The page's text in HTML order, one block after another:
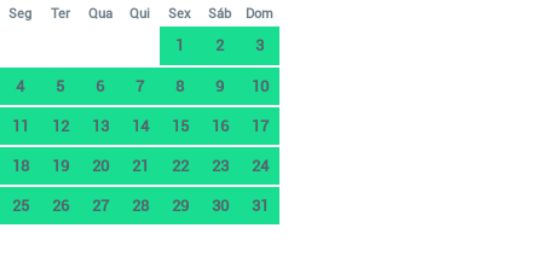
Seg Ter Qua Qui Sex Sáb Dom
1 2 3
4 5 6 7 8 9 10
11 12 13 14 15 16 17
18 19 20 21 22 23 24
25 26 27 28 29 30 31